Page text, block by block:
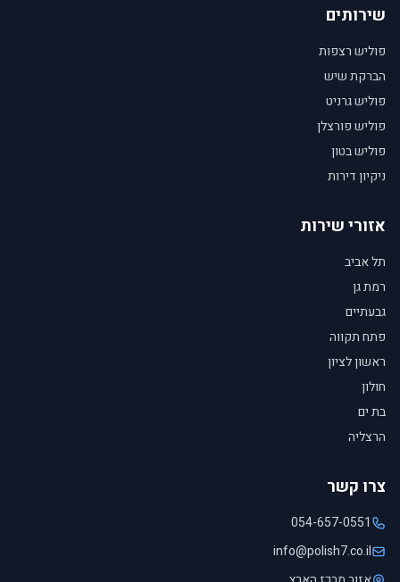
שירותים
פוליש רצפות
הברקת שיש
פוליש גרניט
פוליש פורצלן
פוליש בטון
ניקיון דירות
אזורי שירות
תל אביב
רמת גן
גבעתיים
פתח תקווה
ראשון לציון
חולון
בת ים
הרצליה
צרו קשר
054-657-0551
info@polish7.co.il